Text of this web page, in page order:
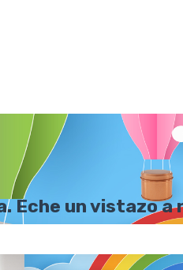
Eche un vistazo
de búsqueda está vacío.